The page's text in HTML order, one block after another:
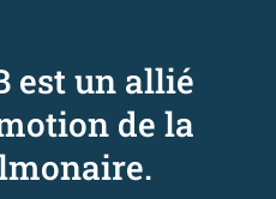
est un allié
de la